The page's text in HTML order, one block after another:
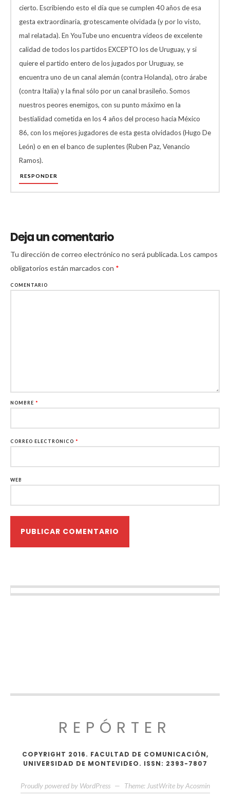
cierto. Escribiendo esto el día que se cumplen 40 años de esa
gesta extraordinaria, grotescamente olvidada (y por lo visto,
mal relatada). En YouTube uno encuentra vídeos de excelente
calidad de todos los partidos EXCEPTO los de Uruguay, y si
quiere el partido entero de los jugados por Uruguay, se
encuentra uno de un canal alemán (contra Holanda), otro árabe
(contra Italia) y la final sólo por un canal brasileño. Somos
nuestros peores enemigos, con su punto máximo en la
bestialidad cometida en los 4 años del proceso hacia México
86, con los mejores jugadores de esta gesta olvidados (Hugo De
León) o en en el banco de suplentes (Ruben Paz, Venancio
Ramos).
RESPONDER
Deja un comentario
Tu dirección de correo electrónico no será publicada.Los campos
obligatorios están marcados con *
COMENTARIO
NOMBRE *
CORREO ELECTRÓNICO *
WEB
REPÓRTER
COPYRIGHT 2016. FACULTAD DE COMUNICACIÓN,
UNIVERSIDAD DE MONTEVIDEO. ISSN: 2393-7807
Proudly powered by WordPress — Theme: JustWrite by Acosmin